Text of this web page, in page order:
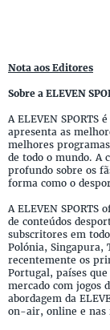
Nota aos Editores
Sobre a ELEVEN
A ELEVEN
apresenta as
melhores
de todo o mundo. A
profundo sobre os
forma como o
A ELEVEN SPORTS
de conteúdos
subscritores em
Polónia, Singapura,
recentemente os
Portugal, países
mercado com jogos
abordagem da
on-air, online e nas